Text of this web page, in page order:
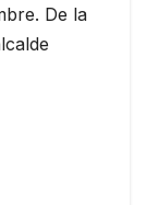
De la